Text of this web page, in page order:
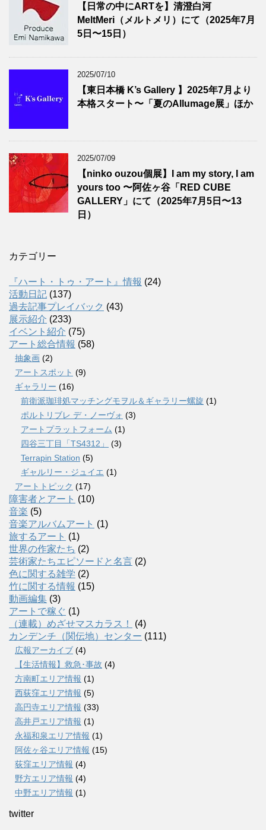
【日常の中にARTを】清澄白河
MeltMeri（メルトメリ）にて（2025年7月
5日〜15日）
2025/07/10
【東日本橋 K’s Gallery 】2025年7月より
本格スタート〜「夏のAllumage展」ほか
2025/07/09
【ninko ouzou個展】I am my story, I am
yours too 〜阿佐ヶ谷「RED CUBE
GALLERY」にて（2025年7月5日〜13
日）
カテゴリー
『ハート・トゥ・アート』情報 (24)
活動日記 (137)
過去記事プレイバック (43)
展示紹介 (233)
イベント紹介 (75)
アート総合情報 (58)
抽象画 (2)
アートスポット (9)
ギャラリー (16)
前衛派珈琲処マッチングモヲル＆ギャラリー螺旋 (1)
ポルトリブレ デ・ノーヴォ (3)
アートプラットフォーム (1)
四谷三丁目「TS4312」
(3)
Terrapin Station (5)
ギャルリー・ジュイエ (1)
アートトピック (17)
障害者とアート (10)
音楽 (5)
音楽アルバムアート (1)
旅するアート (1)
世界の作家たち (2)
芸術家たちエピソードと名言 (2)
色に関する雑学 (2)
竹に関する情報 (15)
動画編集 (3)
アートで稼ぐ (1)
（連載）めざせマスカラス！
(4)
カンデンチ（関伝地）センター (111)
広報アーカイブ (4)
【生活情報】救急･事故 (4)
方南町エリア情報 (1)
西荻窪エリア情報 (5)
高円寺エリア情報 (33)
高井戸エリア情報 (1)
永福和泉エリア情報 (1)
阿佐ヶ谷エリア情報 (15)
荻窪エリア情報 (4)
野方エリア情報 (4)
中野エリア情報 (1)
twitter